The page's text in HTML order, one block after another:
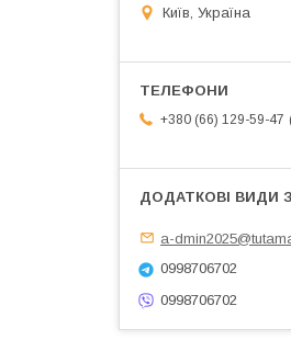
Київ, Україна
+380 (66) 129-59-47
a-
0998706702
0998706702